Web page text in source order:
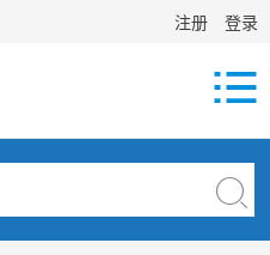
注册 登录
